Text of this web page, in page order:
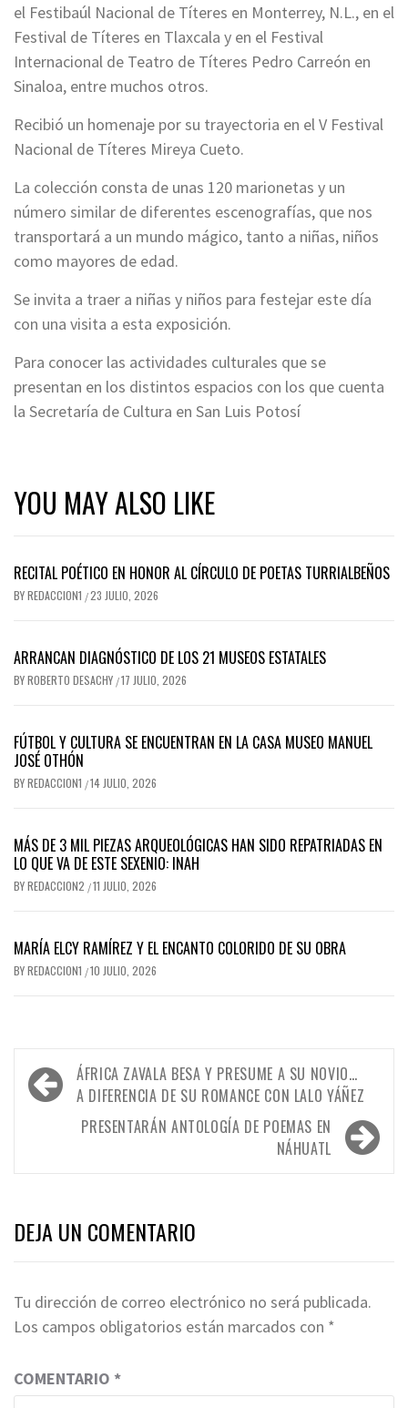
el Festibaúl Nacional de Títeres en Monterrey, N.L., en el
Festival de Títeres en Tlaxcala y en el Festival
Internacional de Teatro de Títeres Pedro Carreón en
Sinaloa, entre muchos otros.
Recibió un homenaje por su trayectoria en el V Festival
Nacional de Títeres Mireya Cueto.
La colección consta de unas 120 marionetas y un
número similar de diferentes escenografías, que nos
transportará a un mundo mágico, tanto a niñas, niños
como mayores de edad.
Se invita a traer a niñas y niños para festejar este día
con una visita a esta exposición.
Para conocer las actividades culturales que se
presentan en los distintos espacios con los que cuenta
la Secretaría de Cultura en San Luis Potosí
YOU MAY ALSO LIKE
RECITAL POÉTICO EN HONOR AL CÍRCULO DE POETAS TURRIALBEÑOS
BYREDACCION1 /23 JULIO, 2026
ARRANCAN DIAGNÓSTICO DE LOS 21 MUSEOS ESTATALES
BYROBERTO DESACHY /17 JULIO, 2026
FÚTBOL Y CULTURA SE ENCUENTRAN EN LA CASA MUSEO MANUEL
JOSÉ OTHÓN
BYREDACCION1 /14 JULIO, 2026
MÁS DE 3 MIL PIEZAS ARQUEOLÓGICAS HAN SIDO REPATRIADAS EN
LO QUE VA DE ESTE SEXENIO: INAH
BYREDACCION2 /11 JULIO, 2026
MARÍA ELCY RAMÍREZ Y EL ENCANTO COLORIDO DE SU OBRA
BYREDACCION1 /10 JULIO, 2026
Navegación
de
entradas
ÁFRICA ZAVALA BESA Y PRESUME A SU NOVIO…
A DIFERENCIA DE SU ROMANCE CON LALO YÁÑEZ
PRESENTARÁN ANTOLOGÍA DE POEMAS EN
NÁHUATL
DEJA UN COMENTARIO
Tu dirección de correo electrónico no será publicada.
Los campos obligatorios están marcados con *
COMENTARIO *